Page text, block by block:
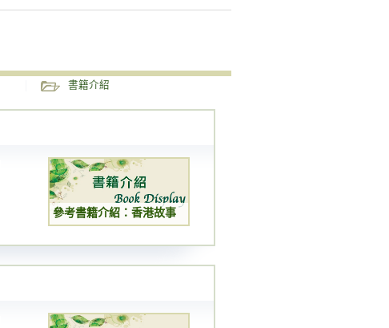
書籍介紹
參考書籍介紹：香港故事